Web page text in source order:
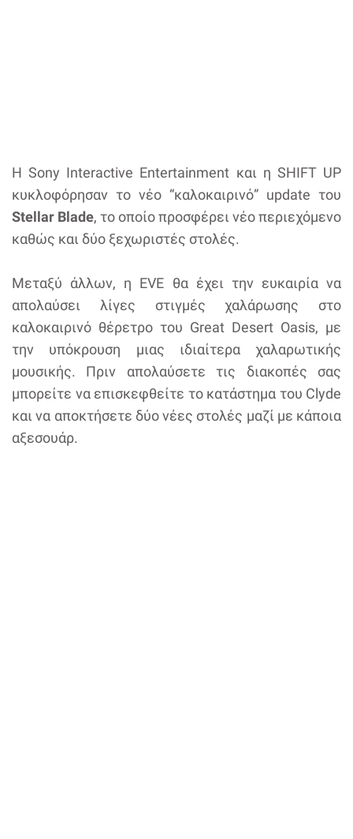
H Sony Interactive Entertainment και η SHIFT UP
κυκλοφόρησαν το νέο “καλοκαιρινό” update του
Stellar Blade, το οποίο προσφέρει νέο περιεχόμενο
καθώς και δύο ξεχωριστές στολές.
Μεταξύ άλλων, η EVE θα έχει την ευκαιρία να
απολαύσει λίγες στιγμές χαλάρωσης στο
καλοκαιρινό θέρετρο του Great Desert Oasis, με
την υπόκρουση μιας ιδιαίτερα χαλαρωτικής
μουσικής. Πριν απολαύσετε τις διακοπές σας
μπορείτε να επισκεφθείτε το κατάστημα του Clyde
και να αποκτήσετε δύο νέες στολές μαζί με κάποια
αξεσουάρ.